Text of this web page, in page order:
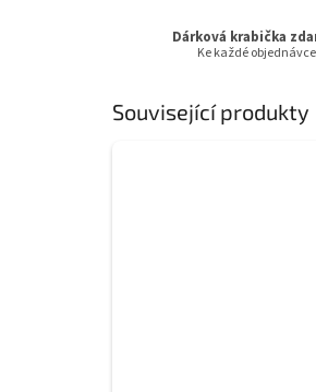
Dárková krabička
Ke každé objednávce
Související produkty